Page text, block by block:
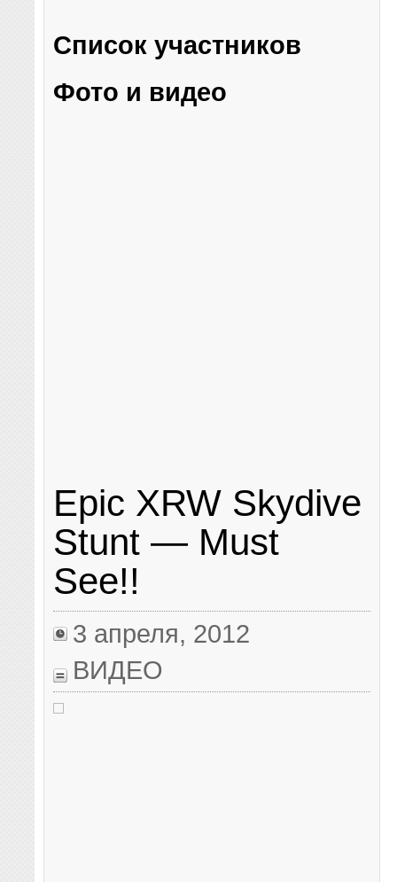
Список участников
Фото и видео
Epic XRW Skydive
Stunt — Must
See!!
3 апреля, 2012
ВИДЕО